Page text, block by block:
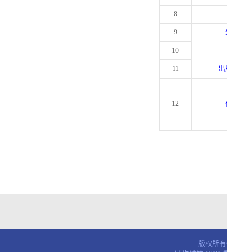
8
9
10
11
12
版权所